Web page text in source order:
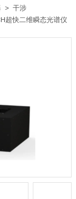
>干涉
超快二维瞬态光谱仪